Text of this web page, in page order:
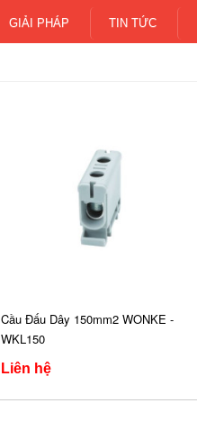
GIẢI PHÁP TIN TỨC
Cầu Đấu Dây 150mm2 WONKE -
WKL150
Liên hệ